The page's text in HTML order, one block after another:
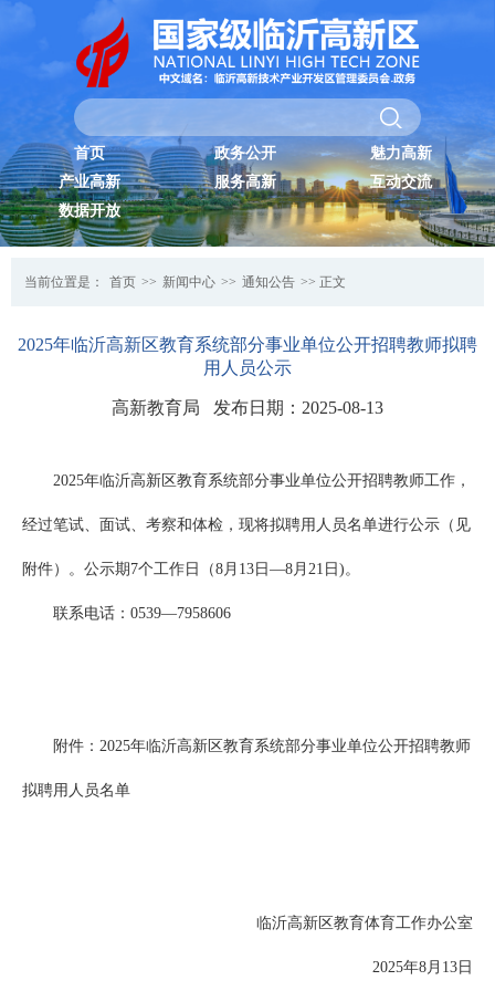
首页 政务公开
魅力高新
产业高新
服务高新
互动交流
数据开放
当前位置是： 首页 >> 新闻中心 >> 通知公告 >> 正文
2025年临沂高新区教育系统部分事业单位公开招聘教师拟聘
用人员公示
高新教育局 发布日期：2025-08-13
2025年临沂高新区教育系统部分事业单位公开招聘教师工作，
经过笔试、面试、考察和体检，现将拟聘用人员名单进行公示（见
附件）。公示期7个工作日（8月13日—8月21日)。
联系电话：0539—7958606
附件：2025年临沂高新区教育系统部分事业单位公开招聘教师
拟聘用人员名单
临沂高新区教育体育工作办公室
2025年8月13日